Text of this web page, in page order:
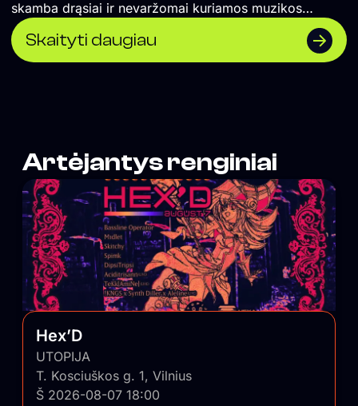
skamba drąsiai ir nevaržomai kuriamos muzikos
koncertai ir vakarėliai. Čia renkasi vilniečiai ir miesto
svečiai, savo vietą atranda įvairios miesto
bendruomenės. UTOPIJA palaiko maištingą miesto
Skaityti daugiau
Artėjantys renginiai
Hex’D
UTOPIJA
T. Kosciuškos g. 1, Vilnius
Š 2026-08-07 18:00